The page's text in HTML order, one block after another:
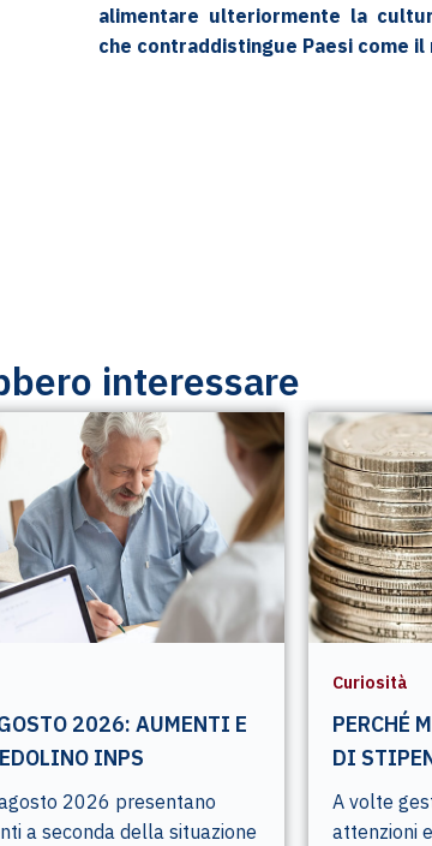
alimentare ulteriormente la
che contraddistingue Paesi come
interessare
2026: AUMENTI E
INPS
2026 presentano
a seconda della situazione
Curiosità
PERCHÉ
DI
A volte
attenzioni